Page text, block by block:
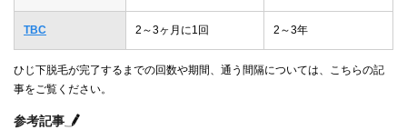
TBC 2～3ヶ月に1回 2～3年
ひじ下脱毛が完了するまでの回数や期間、通う間隔については、こちらの記
事をご覧ください。
参考記事